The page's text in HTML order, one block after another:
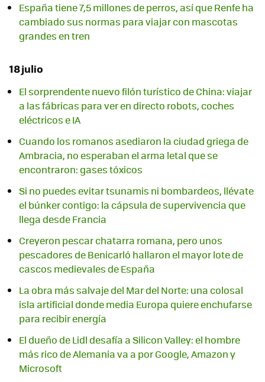
España tiene 7,5 millones de perros, así que Renfe ha
cambiado sus normas para viajar con mascotas
grandes en tren
18 julio
El sorprendente nuevo filón turístico de China: viajar
a las fábricas para ver en directo robots, coches
eléctricos e IA
Cuando los romanos asediaron la ciudad griega de
Ambracia, no esperaban el arma letal que se
encontraron: gases tóxicos
Si no puedes evitar tsunamis ni bombardeos, llévate
el búnker contigo: la cápsula de supervivencia que
llega desde Francia
Creyeron pescar chatarra romana, pero unos
pescadores de Benicarló hallaron el mayor lote de
cascos medievales de España
La obra más salvaje del Mar del Norte: una colosal
isla artificial donde media Europa quiere enchufarse
para recibir energía
El dueño de Lidl desafía a Silicon Valley: el hombre
más rico de Alemania va a por Google, Amazon y
Microsoft